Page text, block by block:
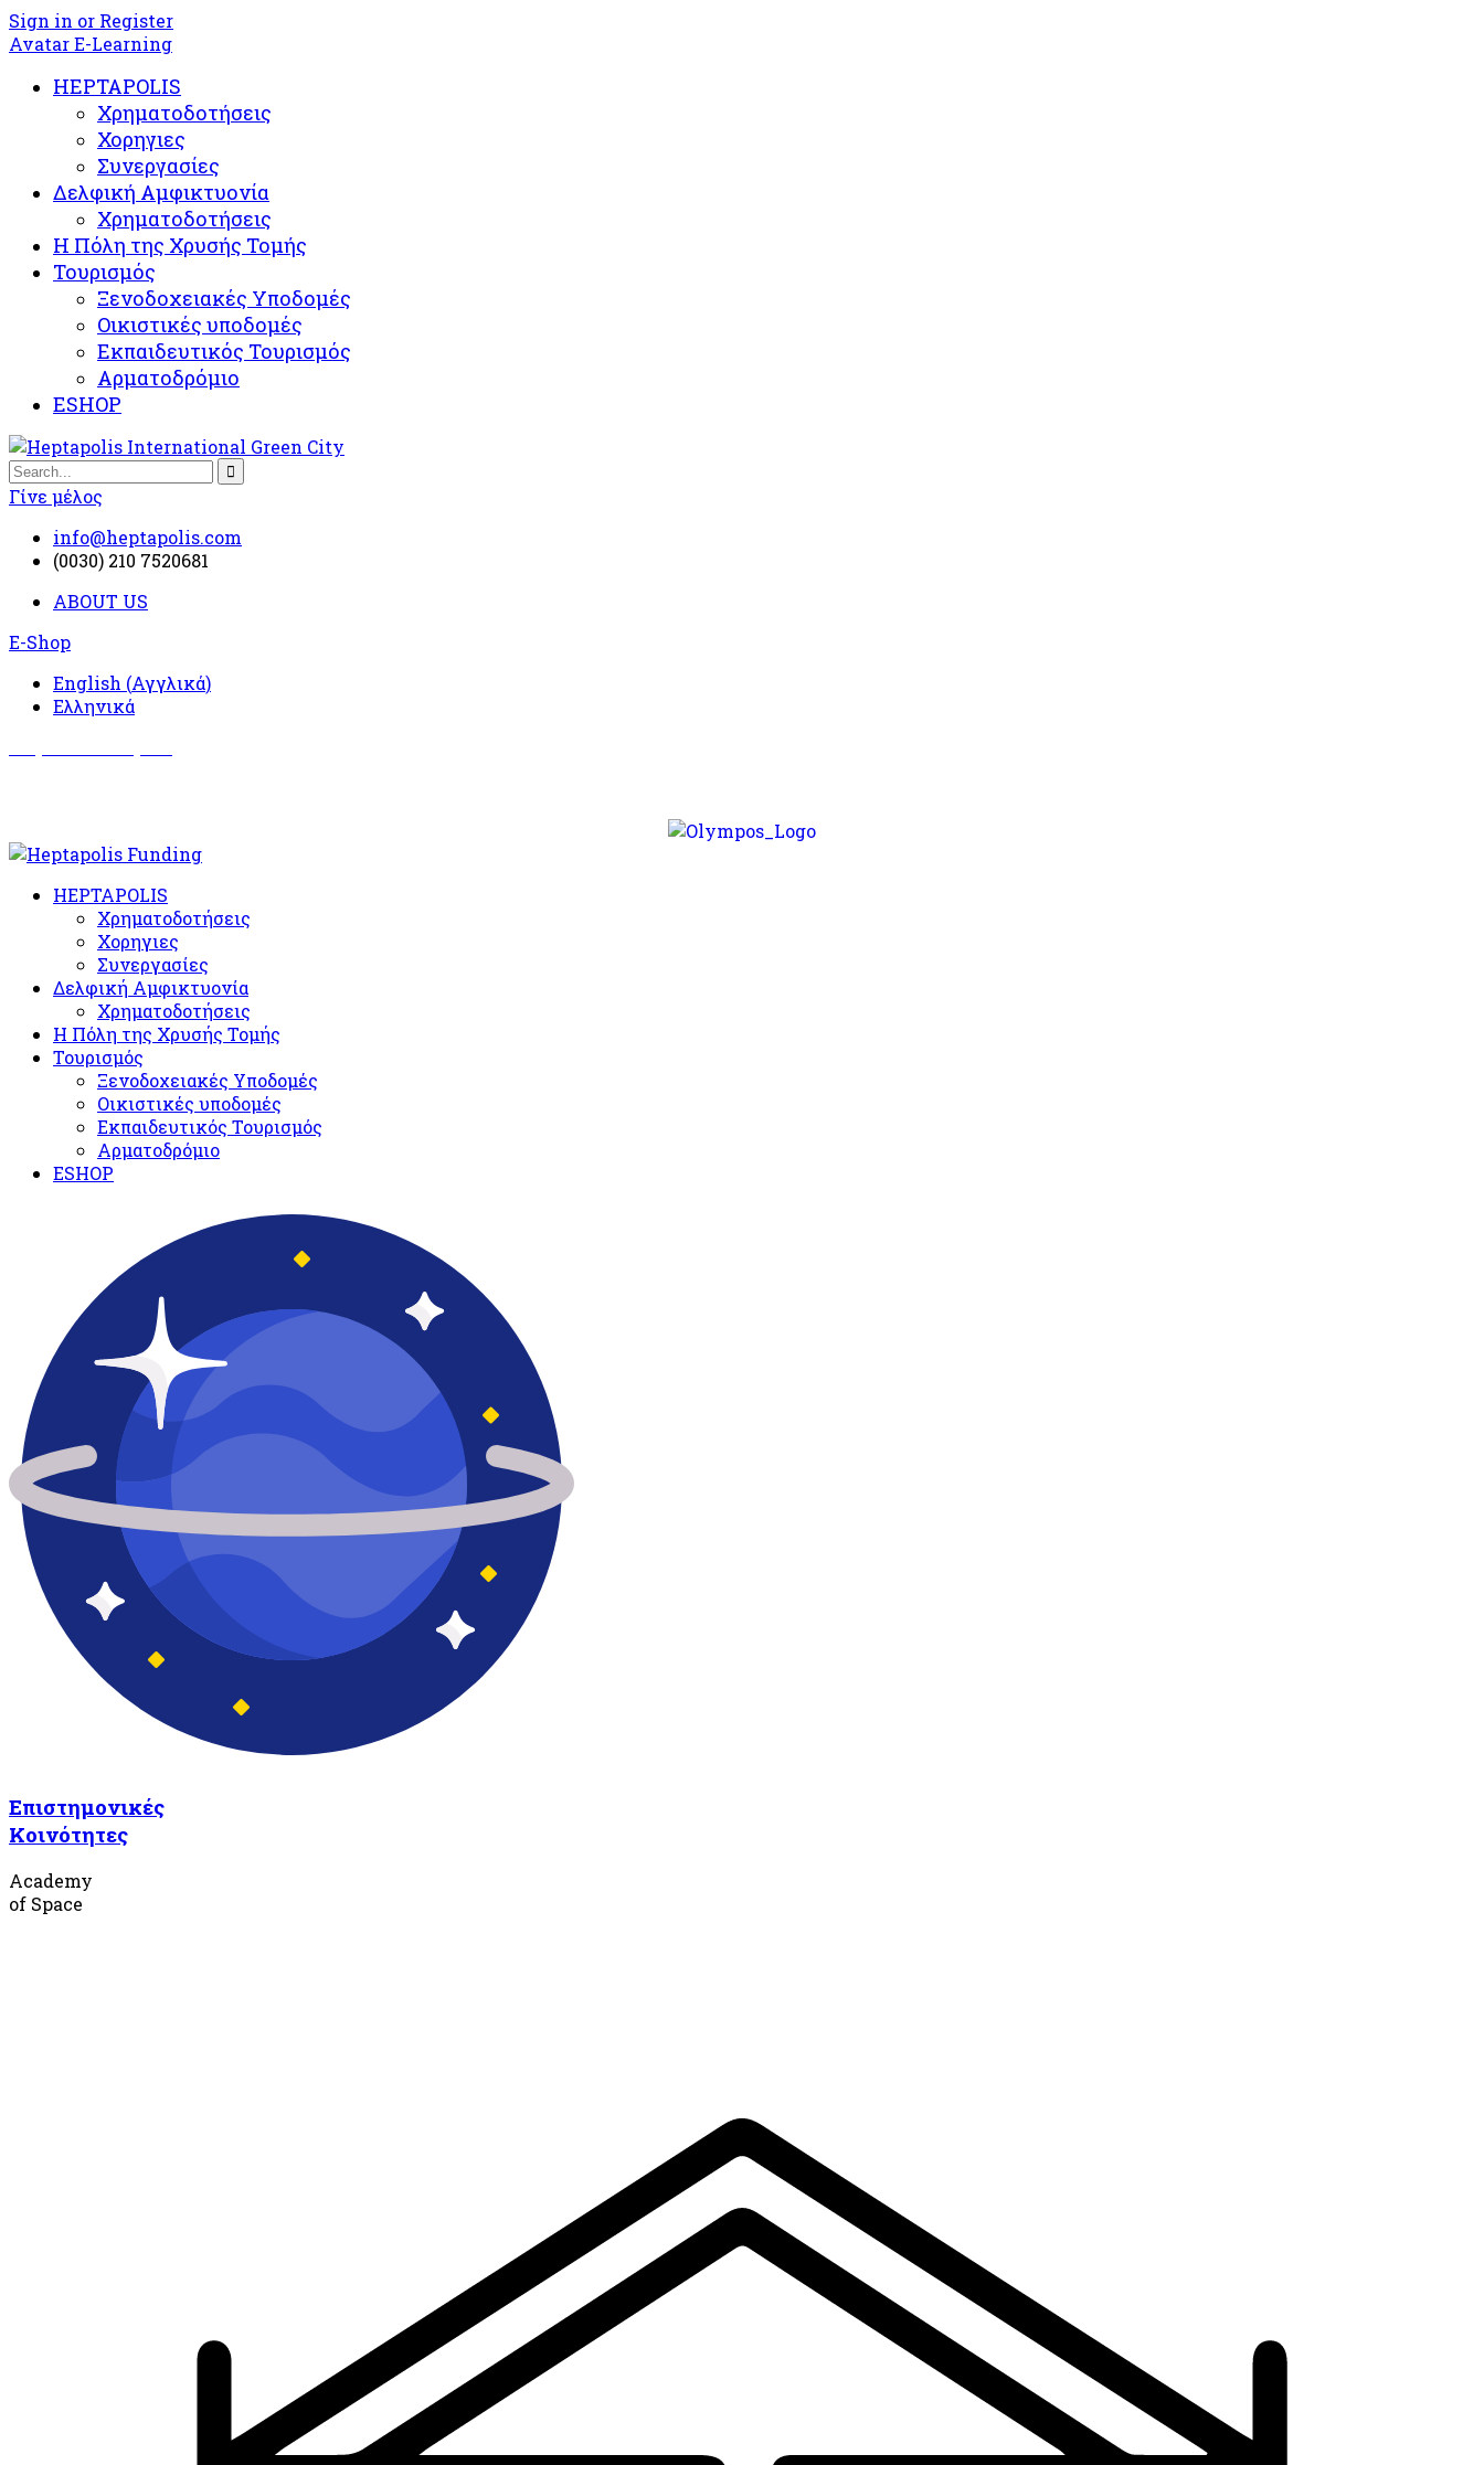
Sign in or Register
Avatar E-Learning
HEPTAPOLIS
Χρηματοδοτήσεις
Χορηγιες
Συνεργασίες
Δελφική Αμφικτυονία
Χρηματοδοτήσεις
Η Πόλη της Χρυσής Τομής
Τουρισμός
Ξενοδοχειακές Υποδομές​
Oικιστικές υποδομές
Εκπαιδευτικός Τουρισμός
Αρματοδρόμιο
ESHOP
Γίνε μέλος
info@heptapolis.com
(0030) 210 7520681
ABOUT US
E-Shop
English (Αγγλικά)
Ελληνικά
HEPTAPOLIS
Χρηματοδοτήσεις
Χορηγιες
Συνεργασίες
Δελφική Αμφικτυονία
Χρηματοδοτήσεις
Η Πόλη της Χρυσής Τομής
Τουρισμός
Ξενοδοχειακές Υποδομές​
Oικιστικές υποδομές
Εκπαιδευτικός Τουρισμός
Αρματοδρόμιο
ESHOP
Επιστημονικές
Κοινότητες
Academy
of Space